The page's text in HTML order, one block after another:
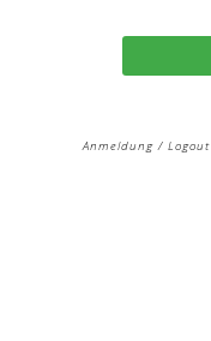
Anmeldung / Logout